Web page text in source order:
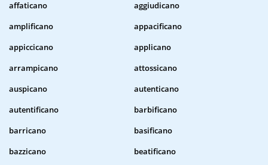
affaticano
aggiudicano
amplificano
appacificano
appiccicano
applicano
arrampicano
attossicano
auspicano
autenticano
autentificano
barbificano
barricano
basificano
bazzicano
beatificano